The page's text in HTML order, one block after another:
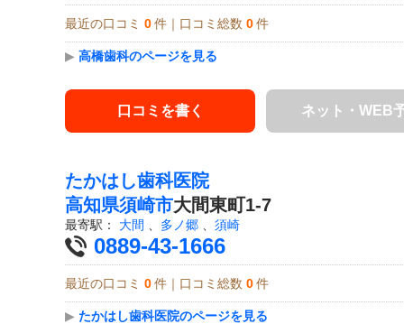
最近の口コミ 0 件｜口コミ総数 0 件
▶ 高橋歯科のページを見る
口コミを書く ネット・WEB
たかはし歯科医院
高知県須崎市大間東町1-7
最寄駅： 大間 多ノ郷 須崎
0889-43-1666
最近の口コミ 0 件｜口コミ総数 0 件
▶ たかはし歯科医院のページを見る